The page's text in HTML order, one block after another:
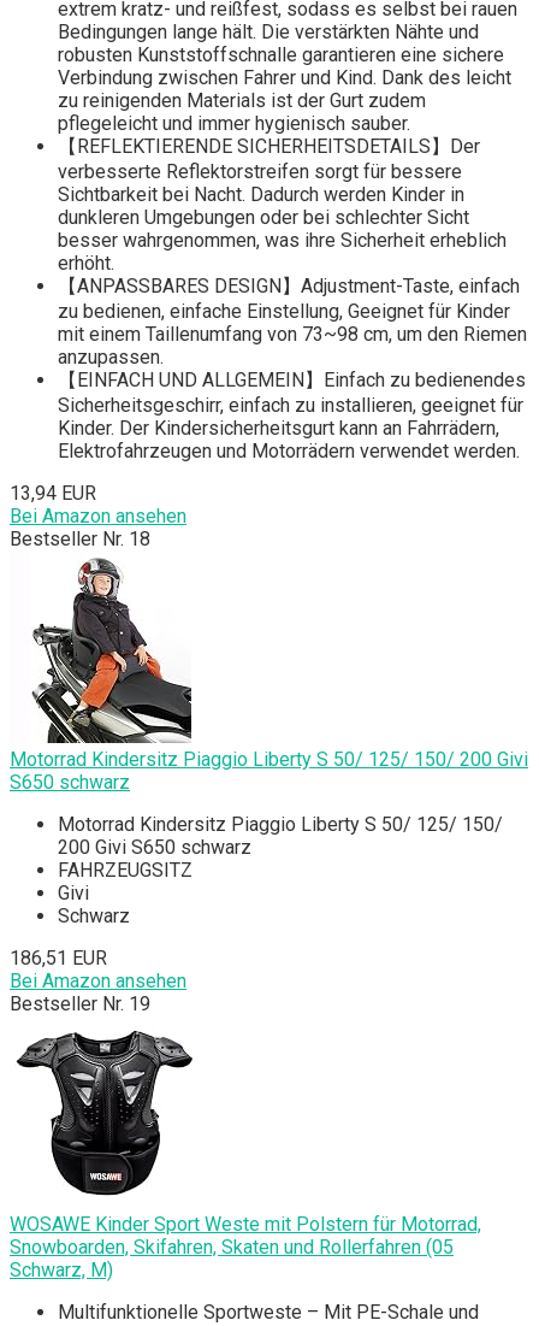
extrem kratz- und reißfest, sodass es selbst bei rauen
Bedingungen lange hält. Die verstärkten Nähte und
robusten Kunststoffschnalle garantieren eine sichere
Verbindung zwischen Fahrer und Kind. Dank des leicht
zu reinigenden Materials ist der Gurt zudem
pflegeleicht und immer hygienisch sauber.
【REFLEKTIERENDE SICHERHEITSDETAILS】Der
verbesserte Reflektorstreifen sorgt für bessere
Sichtbarkeit bei Nacht. Dadurch werden Kinder in
dunkleren Umgebungen oder bei schlechter Sicht
besser wahrgenommen, was ihre Sicherheit erheblich
erhöht.
【ANPASSBARES DESIGN】Adjustment-Taste, einfach
zu bedienen, einfache Einstellung, Geeignet für Kinder
mit einem Taillenumfang von 73~98 cm, um den Riemen
anzupassen.
【EINFACH UND ALLGEMEIN】Einfach zu bedienendes
Sicherheitsgeschirr, einfach zu installieren, geeignet für
Kinder. Der Kindersicherheitsgurt kann an Fahrrädern,
Elektrofahrzeugen und Motorrädern verwendet werden.
13,94 EUR
Bei Amazon ansehen
Bestseller Nr. 18
Motorrad Kindersitz Piaggio Liberty S 50/ 125/ 150/ 200 Givi
S650 schwarz
Motorrad Kindersitz Piaggio Liberty S 50/ 125/ 150/
200 Givi S650 schwarz
FAHRZEUGSITZ
Givi
Schwarz
186,51 EUR
Bei Amazon ansehen
Bestseller Nr. 19
WOSAWE Kinder Sport Weste mit Polstern für Motorrad,
Snowboarden, Skifahren, Skaten und Rollerfahren (05
Schwarz, M)
Multifunktionelle Sportweste – Mit PE-Schale und